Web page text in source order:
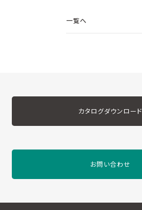
一覧へ
カタログダウンロード
お問い合わせ